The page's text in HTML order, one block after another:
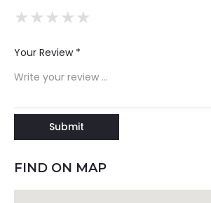
★
★★
★★★
★★★★
★★★★★
Your Review *
FIND ON MAP